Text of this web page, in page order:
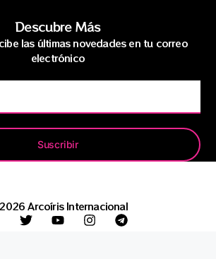
Descubre Más
las últimas novedades en tu correo
electrónico
Suscribir
Arcoíris Internacional